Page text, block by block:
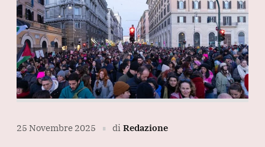
25 Novembre 2025 ∎ di Redazione